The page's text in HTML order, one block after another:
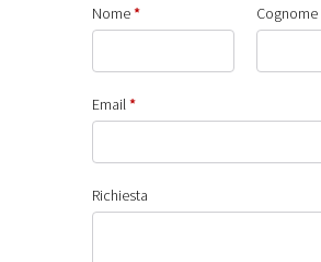
Nome* Cognome
Email*
Richiesta